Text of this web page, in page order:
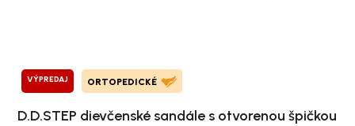
VÝPREDAJ ORTOPEDICKÉ
D.D.STEP dievčenské sandále s otvorenou špičkou